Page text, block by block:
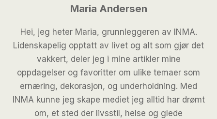
Maria Andersen
Hei, jeg heter Maria, grunnleggeren av INMA.
Lidenskapelig opptatt av livet og alt som gjør det
vakkert, deler jeg i mine artikler mine
oppdagelser og favoritter om ulike temaer som
ernæring, dekorasjon, og underholdning. Med
INMA kunne jeg skape mediet jeg alltid har drømt
om, et sted der livsstil, helse og glede